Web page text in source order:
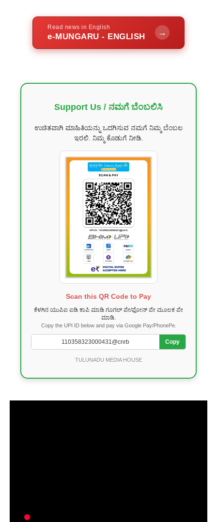
Read news in English
e-MUNGARU - ENGLISH →
Support Us / ನಮಗೆ ಬೆಂಬಲಿಸಿ
ಉಚಿತವಾಗಿ ಮಾಹಿತಿಯನ್ನು ಒದಗಿಸುವ ನಮಗೆ ನಿಮ್ಮ ಬೆಂಬಲ
ಇರಲಿ. ನಿಮ್ಮ ಕೊಡುಗೆ ನೀಡಿ.
Scan this QR Code to Pay
ಕೆಳಗಿನ ಯುಪಿಐ ಐಡಿ ಕಾಪಿ ಮಾಡಿ ಗೂಗಲ್ ಪೇ/ಫೋನ್ ಪೇ ಮೂಲಕ ಪೇ
ಮಾಡಿ.
Copy the UPI ID below and pay via Google Pay/PhonePe.
Copy
TULUNADU MEDIA HOUSE